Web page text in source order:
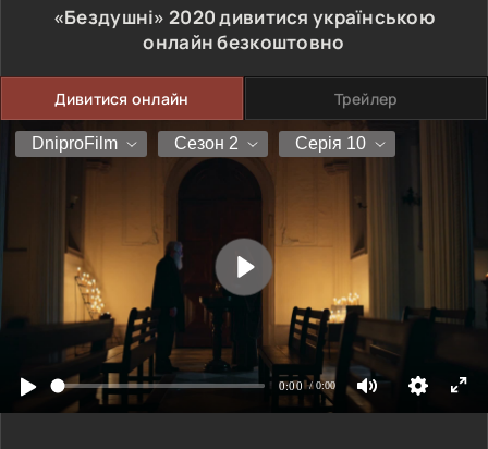
«Бездушні»2020дивитися українською
онлайн безкоштовно
Дивитися онлайн Трейлер